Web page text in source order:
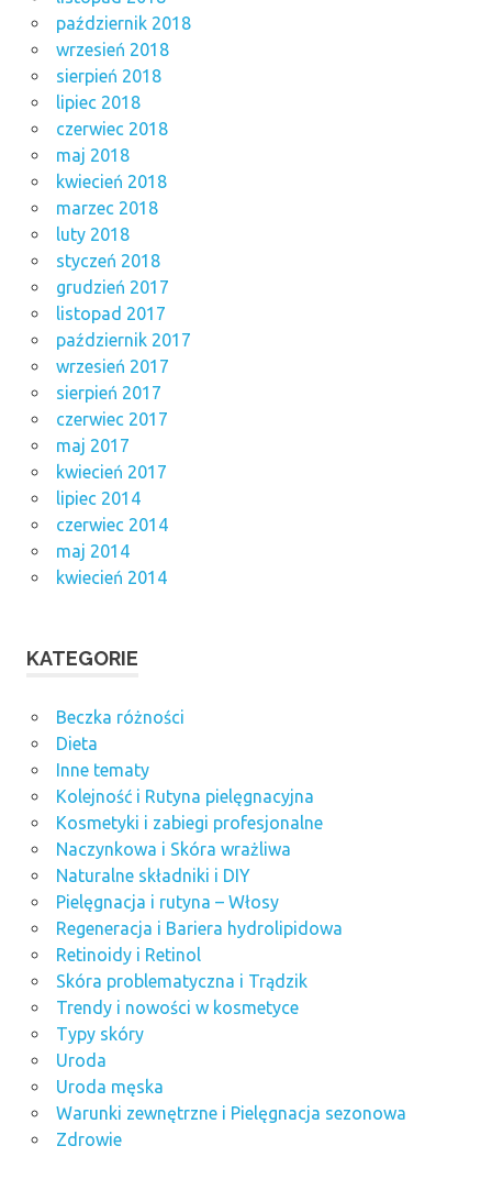
październik 2018
wrzesień 2018
sierpień 2018
lipiec 2018
czerwiec 2018
maj 2018
kwiecień 2018
marzec 2018
luty 2018
styczeń 2018
grudzień 2017
listopad 2017
październik 2017
wrzesień 2017
sierpień 2017
czerwiec 2017
maj 2017
kwiecień 2017
lipiec 2014
czerwiec 2014
maj 2014
kwiecień 2014
KATEGORIE
Beczka różności
Dieta
Inne tematy
Kolejność i Rutyna pielęgnacyjna
Kosmetyki i zabiegi profesjonalne
Naczynkowa i Skóra wrażliwa
Naturalne składniki i DIY
Pielęgnacja i rutyna – Włosy
Regeneracja i Bariera hydrolipidowa
Retinoidy i Retinol
Skóra problematyczna i Trądzik
Trendy i nowości w kosmetyce
Typy skóry
Uroda
Uroda męska
Warunki zewnętrzne i Pielęgnacja sezonowa
Zdrowie